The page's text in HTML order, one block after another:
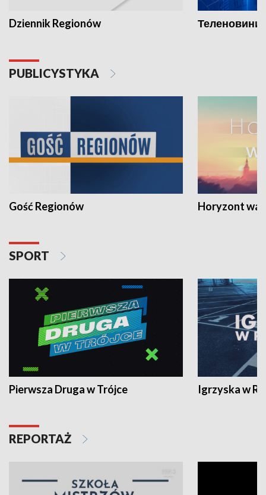
Dziennik Regionów Теленовини
PUBLICYSTYKA
Gość Regionów Horyzont
SPORT
Pierwsza Druga w Trójce Igrzyska w
REPORTAŻ